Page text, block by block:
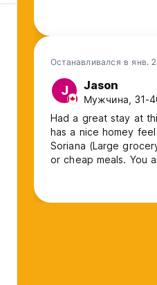
Останавливался в янв.
J Jason
Мужчина, 31-
Had a great stay at
has a nice homey
Soriana (Large
or cheap meals. You
trip. But would book